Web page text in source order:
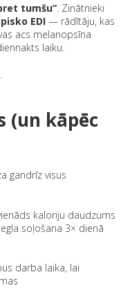
tumšu”. Zinātnieki
EDI — rādītāju, kas
acs melanopsīna
laiku.
(un kāpēc
gandrīz visus
kaloriju daudzums
soļošana 3× dienā
darba laika, lai